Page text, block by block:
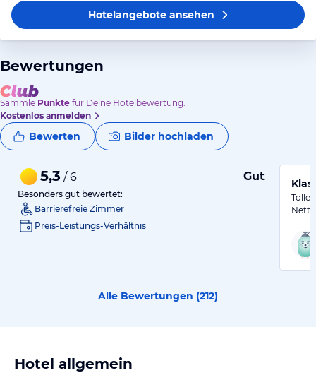
Hotelangeboteansehen
Bewertungen
Sammle Punkte für Deine Hotelbewertung.
Kostenlos anmelden
Bewerten Bilder hochladen
5,3 / 6 Gut
Besonders gut bewertet:
Barrierefreie Zimmer
Preis-Leistungs-Verhältnis
Alle Bewertungen (212)
Hotel allgemein